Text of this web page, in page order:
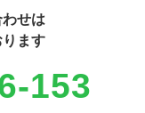
せは
ます
153